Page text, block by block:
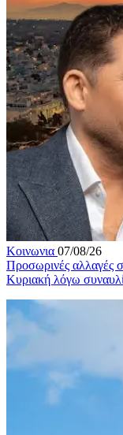
Κοινωνια 07/08/26
Προσωρινές αλλαγές
Κυριακή λόγω